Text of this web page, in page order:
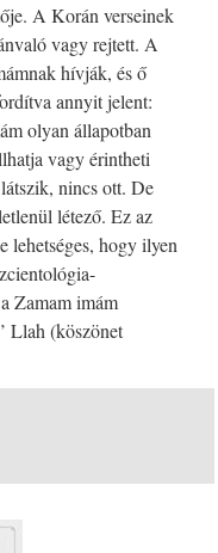
A Korán verseinek
vagy rejtett. A
hívják, és ő
annyit jelent:
olyan állapotban
vagy érintheti
nincs ott. De
létező. Ez az
lehetséges, hogy ilyen
Zamam imám
Llah (köszönet